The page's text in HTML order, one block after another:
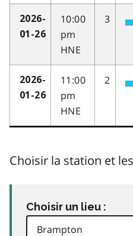
2026-
01-26
10:00
pm
HNE
3
2026-
01-26
11:00
pm
HNE
2
Choisir la station et
Choisir un lieu :